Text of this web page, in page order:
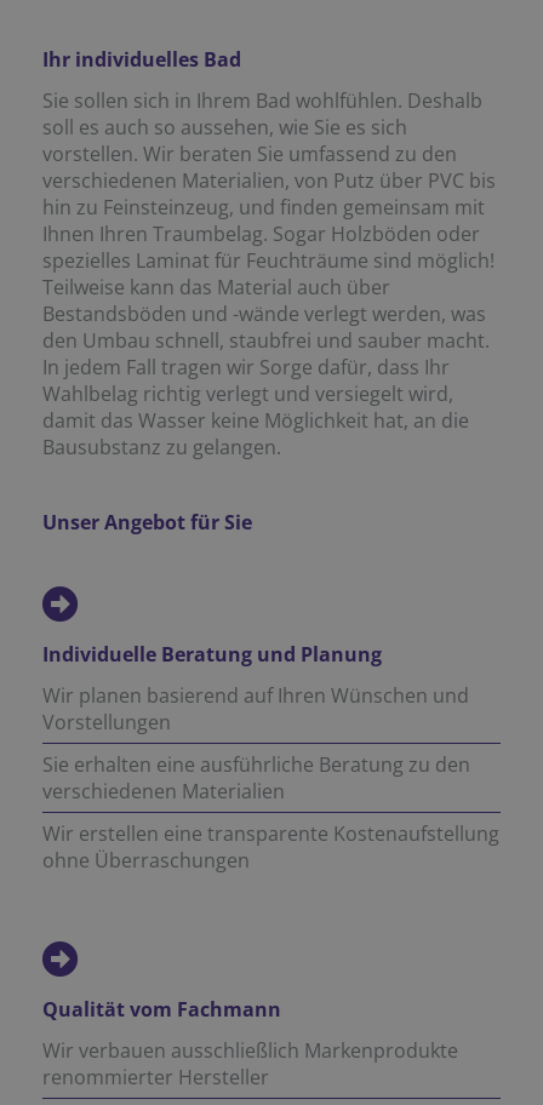
Ihr individuelles Bad
Sie sollen sich in Ihrem Bad wohlfühlen. Deshalb
soll es auch so aussehen, wie Sie es sich
vorstellen. Wir beraten Sie umfassend zu den
verschiedenen Materialien, von Putz über PVC bis
hin zu Feinsteinzeug, und finden gemeinsam mit
Ihnen Ihren Traumbelag. Sogar Holzböden oder
spezielles Laminat für Feuchträume sind möglich!
Teilweise kann das Material auch über
Bestandsböden und -wände verlegt werden, was
den Umbau schnell, staubfrei und sauber macht.
In jedem Fall tragen wir Sorge dafür, dass Ihr
Wahlbelag richtig verlegt und versiegelt wird,
damit das Wasser keine Möglichkeit hat, an die
Bausubstanz zu gelangen.
Unser Angebot für Sie
Individuelle Beratung und Planung
Wir planen basierend auf Ihren Wünschen und
Vorstellungen
Sie erhalten eine ausführliche Beratung zu den
verschiedenen Materialien
Wir erstellen eine transparente Kostenaufstellung
ohne Überraschungen
Qualität vom Fachmann
Wir verbauen ausschließlich Markenprodukte
renommierter Hersteller